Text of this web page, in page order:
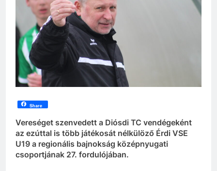
Share
Vereséget szenvedett a Diósdi TC vendégeként
az ezúttal is több játékosát nélkülöző Érdi VSE
U19 a regionális bajnokság középnyugati
csoportjának 27. fordulójában.